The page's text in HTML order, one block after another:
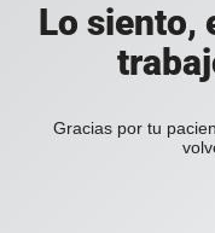
Lo siento,
Gracias por tu